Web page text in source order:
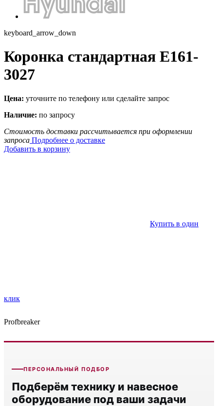
keyboard_arrow_down
Коронка стандартная E161-
3027
Цена: уточните по телефону или сделайте запрос
Наличие: по запросу
Стоимость доставки рассчитывается при оформлении
запроса Подробнее о доставке
Добавить в корзину
Купить в один
клик
Profbreaker
ПЕРСОНАЛЬНЫЙ ПОДБОР
Подберём технику и навесное
оборудование под ваши задачи